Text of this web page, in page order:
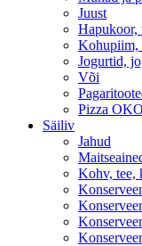
Juust
Hapukoor,
Kohupiim,
Jogurtid,
Või
Pizza OKO
Säiliv
Jahud
Kohv, tee,